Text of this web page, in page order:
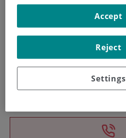
Investigación
Docencia
Settings
Reject
Accept